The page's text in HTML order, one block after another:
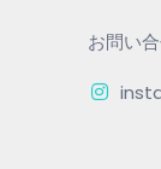
お問い